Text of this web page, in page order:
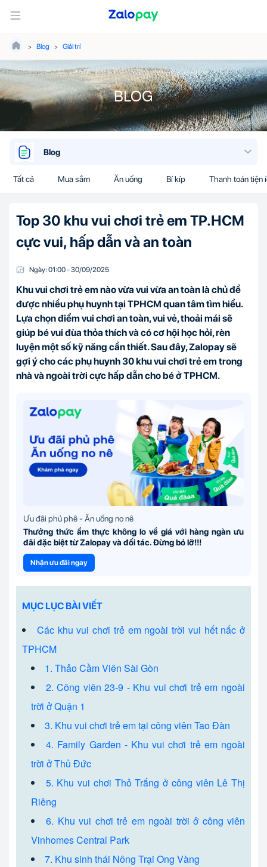
Blog Giải trí
BLOG
Blog
Tất cả Mua sắm Ăn uống Bí kíp Thanh toán tiện
Top 30 khu vui chơi trẻ em TP.HCM
cực vui, hấp dẫn và an toàn
Ngày: 01:00-30/09/2025
Khu vui chơi trẻ em nào vừa vui vừa an toàn là chủ đề
được nhiều phụ huynh tại TPHCM quan tâm tìm hiểu.
Lựa chọn điểm vui chơi an toàn, vui vẻ, thoải mái sẽ
giúp bé vui đùa thỏa thích và có cơ hội học hỏi, rèn
luyện một số kỹ năng cần thiết. Sau đây, Zalopay sẽ
gợi ý cho các phụ huynh 30 khu vui chơi trẻ em trong
nhà và ngoài trời cực hấp dẫn cho bé ở TPHCM.
Ưu đãi phủ phê - Ăn uống no nê
Thưởng thức ẩm thực không lo về giá với hàng ngàn ưu
đãi đặc biệt từ Zalopay và đối tác. Đừng bỏ lỡ!!!
Nhận ưu đãi ngay
MỤC LỤC BÀI VIẾT
Các khu vui chơi trẻ em ngoài trời vui hết nấc ở
TPHCM
1. Thảo Cầm Viên Sài Gòn
2. Công viên 23-9 - Khu vui chơi trẻ em ngoài
trời ở Quận 1
3. Khu vui chơi trẻ em tại công viên Tao Đàn
4. Family Garden - Khu vui chơi trẻ em ngoài
trời ở Thủ Đức
5. Khu vui chơi Thỏ Trắng ở công viên Lê Thị
Riêng
6. Khu vui chơi trẻ em ngoài trời ở công viên
Vinhomes Central Park
7. Khu sinh thái Nông Trại Ong Vàng